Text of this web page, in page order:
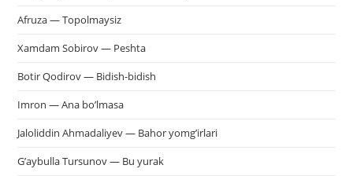
Afruza — Topolmaysiz
Xamdam Sobirov — Peshta
Botir Qodirov — Bidish-bidish
Imron — Ana bo’lmasa
Jaloliddin Ahmadaliyev — Bahor yomg’irlari
G’aybulla Tursunov — Bu yurak